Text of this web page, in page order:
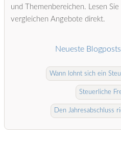
und Themenbereichen. Lesen
vergleichen Angebote direkt.
Neueste
Wann lohnt sich ein
Steuerliche
Den Jahresabschluss